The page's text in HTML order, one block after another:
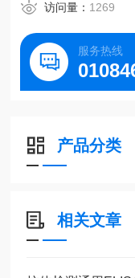
访问量： 1269
服务热线
产品分类
相关文章